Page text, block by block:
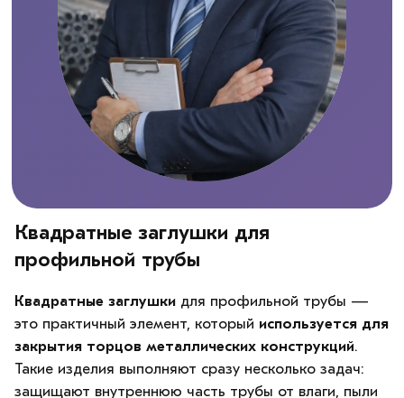
Квадратные заглушки для
профильной трубы
Квадратные заглушки для профильной трубы —
это практичный элемент, который используется для
закрытия торцов металлических конструкций.
Такие изделия выполняют сразу несколько задач:
защищают внутреннюю часть трубы от влаги, пыли